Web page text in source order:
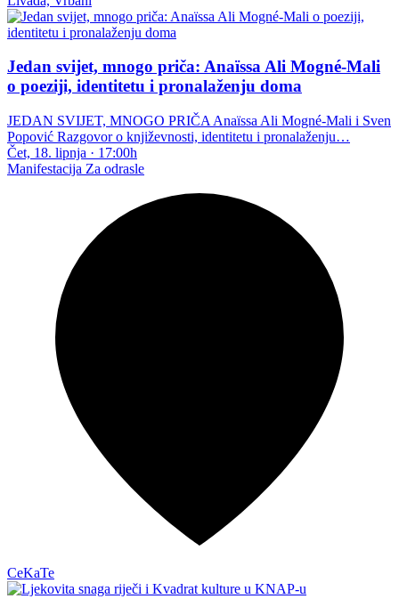
Jedan svijet, mnogo priča: Anaïssa Ali Mogné-Mali
o poeziji, identitetu i pronalaženju doma
JEDAN SVIJET, MNOGO PRIČA Anaïssa Ali Mogné-Mali i Sven
Popović Razgovor o književnosti, identitetu i pronalaženju…
Čet, 18. lipnja · 17:00h
Manifestacija Za odrasle
CeKaTe